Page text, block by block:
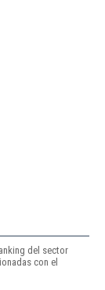
del sector
con el